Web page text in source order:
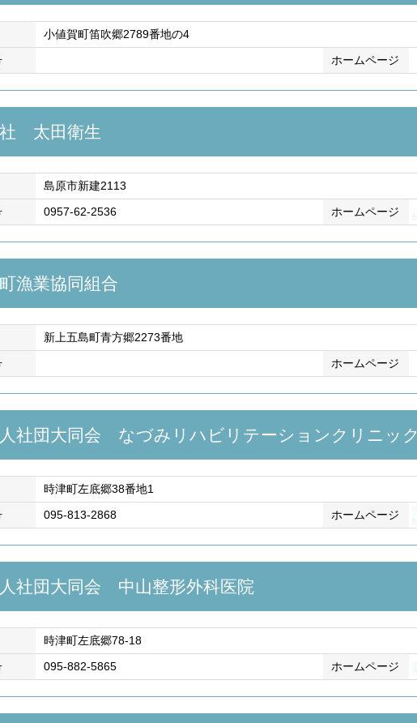
小値賀町笛吹郷2789番地の4
ホームページ
太田衛生
島原市新建2113
0957-62-2536 ホームページ
町漁業協同組合
新上五島町青方郷2273番地
ホームページ
社団大同会 なづみリハビリテーションクリニック
時津町左底郷38番地1
095-813-2868 ホームページ
社団大同会 中山整形外科医院
時津町左底郷78-18
095-882-5865 ホームページ